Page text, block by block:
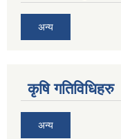
अन्य
कृषि गतिविधिहरु
अन्य